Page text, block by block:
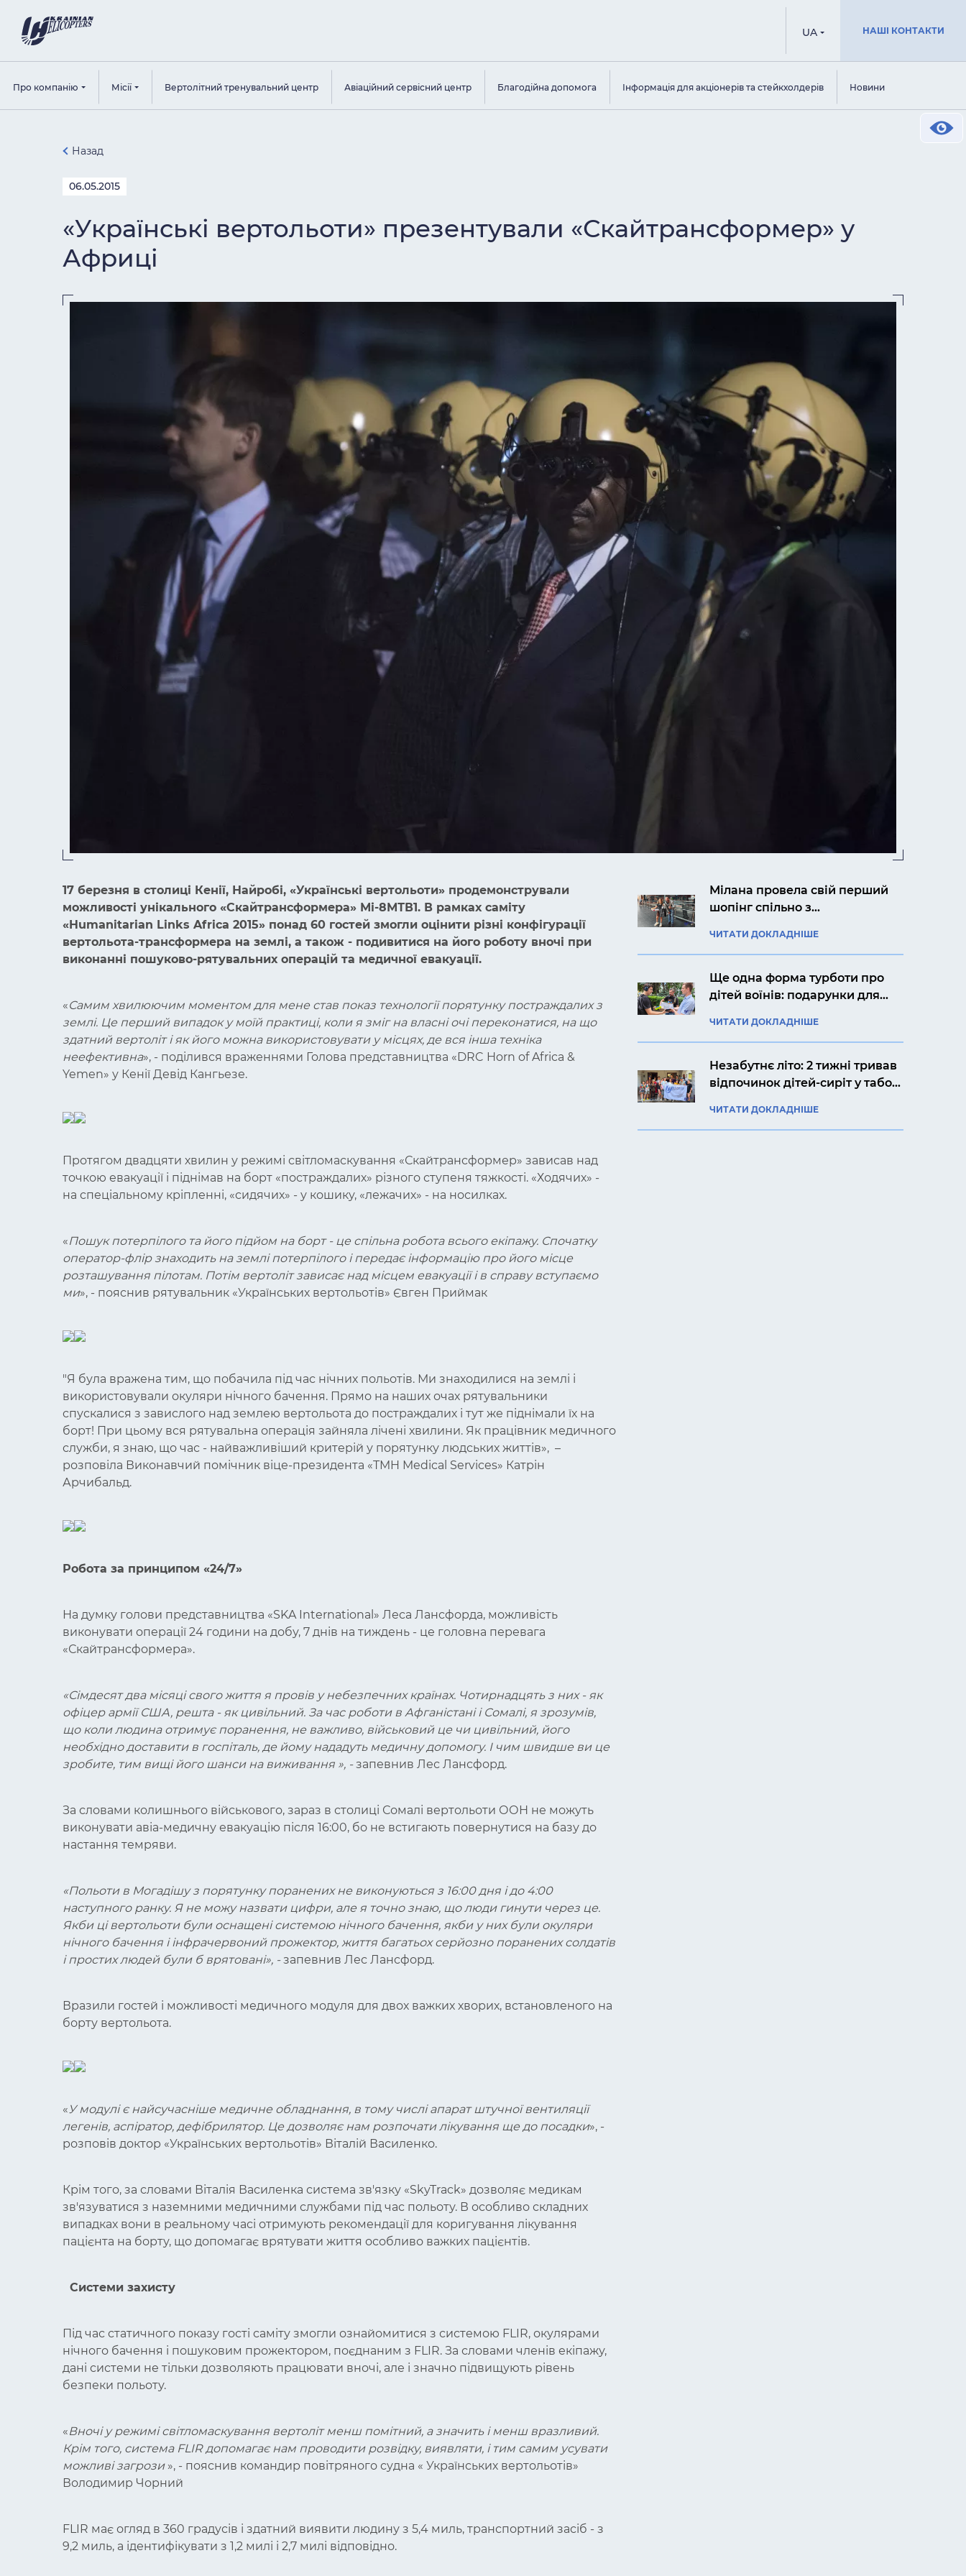
UA НАШІ КОНТАКТИ
Про компанію Місії Вертолітний тренувальний центр Авіаційний сервісний центр Благодійна допомога Інформація для акціонерів та стейкхолдерів Новини
Назад
06.05.2015
«Українські вертольоти» презентували «Скайтрансформер» у
Африці
17 березня в столиці Кенії, Найробі, «Українські вертольоти» продемонстрували
можливості унікального «Скайтрансформера» Мі-8МТВ1. В рамках саміту
«Humanitarian Links Africa 2015» понад 60 гостей змогли оцінити різні конфігурації
вертольота-трансформера на землі, а також - подивитися на його роботу вночі при
виконанні пошуково-рятувальних операцій та медичної евакуації.
«Самим хвилюючим моментом для мене став показ технології порятунку постраждалих з
землі. Це перший випадок у моїй практиці, коли я зміг на власні очі переконатися, на що
здатний вертоліт і як його можна використовувати у місцях, де вся інша техніка
неефективна», - поділився враженнями Голова представництва «DRC Horn of Africa &
Yemen» у Кенії Девід Кангьезе.
Протягом двадцяти хвилин у режимі світломаскування «Скайтрансформер» зависав над
точкою евакуації і піднімав на борт «постраждалих» різного ступеня тяжкості. «Ходячих» -
на спеціальному кріпленні, «сидячих» - у кошику, «лежачих» - на носилках.
«Пошук потерпілого та його підйом на борт - це спільна робота всього екіпажу. Спочатку
оператор-флір знаходить на землі потерпілого і передає інформацію про його місце
розташування пілотам. Потім вертоліт зависає над місцем евакуації і в справу вступаємо
ми», - пояснив рятувальник «Українських вертольотів» Євген Приймак
"Я була вражена тим, що побачила під час нічних польотів. Ми знаходилися на землі і
використовували окуляри нічного бачення. Прямо на наших очах рятувальники
спускалися з завислого над землею вертольота до постраждалих і тут же піднімали їх на
борт! При цьому вся рятувальна операція зайняла лічені хвилини. Як працівник медичного
служби, я знаю, що час - найважливіший критерій у порятунку людських життів», –
розповіла Виконавчий помічник віце-президента «TMH Medical Services» Катрін
Арчибальд.
Робота за принципом «24/7»
На думку голови представництва «SKA International» Леса Лансфорда, можливість
виконувати операції 24 години на добу, 7 днів на тиждень - це головна перевага
«Скайтрансформера».
«Сімдесят два місяці свого життя я провів у небезпечних країнах. Чотирнадцять з них - як
офіцер армії США, решта - як цивільний. За час роботи в Афганістані і Сомалі, я зрозумів,
що коли людина отримує поранення, не важливо, військовий це чи цивільний, його
необхідно доставити в госпіталь, де йому нададуть медичну допомогу. І чим швидше ви це
зробите, тим вищі його шанси на виживання », -запевнив Лес Лансфорд.
За словами колишнього військового, зараз в столиці Сомалі вертольоти ООН не можуть
виконувати авіа-медичну евакуацію після 16:00, бо не встигають повернутися на базу до
настання темряви.
«Польоти в Могадішу з порятунку поранених не виконуються з 16:00 дня і до 4:00
наступного ранку. Я не можу назвати цифри, але я точно знаю, що люди гинути через це.
Якби ці вертольоти були оснащені системою нічного бачення, якби у них були окуляри
нічного бачення і інфрачервоний прожектор, життя багатьох серйозно поранених солдатів
і простих людей були б врятовані», -запевнив Лес Лансфорд.
Вразили гостей і можливості медичного модуля для двох важких хворих, встановленого на
борту вертольота.
«У модулі є найсучасніше медичне обладнання, в тому числі апарат штучної вентиляції
легенів, аспіратор, дефібрилятор. Це дозволяє нам розпочати лікування ще до посадки», -
розповів доктор «Українських вертольотів» Віталій Василенко.
Крім того, за словами Віталія Василенка система зв'язку «SkyTrack» дозволяє медикам
зв'язуватися з наземними медичними службами під час польоту. В особливо складних
випадках вони в реальному часі отримують рекомендації для коригування лікування
пацієнта на борту, що допомагає врятувати життя особливо важких пацієнтів.
Системи захисту
Під час статичного показу гості саміту змогли ознайомитися з системою FLIR, окулярами
нічного бачення і пошуковим прожектором, поєднаним з FLIR. За словами членів екіпажу,
дані системи не тільки дозволяють працювати вночі, але і значно підвищують рівень
безпеки польоту.
«Вночі у режимі світломаскування вертоліт менш помітний, а значить і менш вразливий.
Крім того, система FLIR допомагає нам проводити розвідку, виявляти, і тим самим усувати
можливі загрози », - пояснив командир повітряного судна « Українських вертольотів»
Володимир Чорний
FLIR має огляд в 360 градусів і здатний виявити людину з 5,4 миль, транспортний засіб - з
9,2 миль, а ідентифікувати з 1,2 милі і 2,7 милі відповідно.
Мілана провела свій перший
шопінг спільно з
вертольоти»
ЧИТАТИ ДОКЛАДНІШЕ
Ще одна форма турботи про
дітей воїнів: подарунки для
ЧИТАТИ ДОКЛАДНІШЕ
Незабутнє літо: 2 тижні тривав
відпочинок дітей-сиріт у таборі
ЧИТАТИ ДОКЛАДНІШЕ